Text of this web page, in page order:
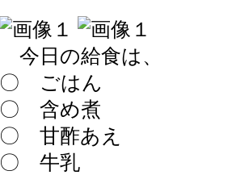
今日の給食は、
〇 ごはん
〇 含め煮
〇 甘酢あえ
〇 牛乳